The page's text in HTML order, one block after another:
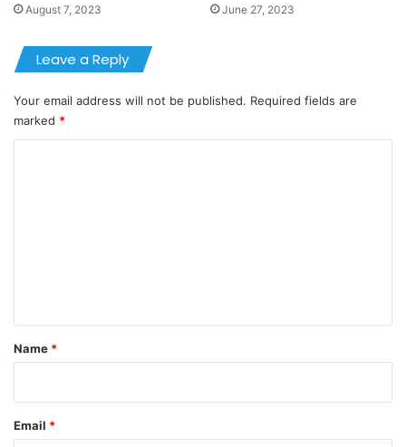
August 7, 2023 June 27, 2023
Leave a Reply
Your email address will not be published. Required fields are
marked *
*
Name *
Email *